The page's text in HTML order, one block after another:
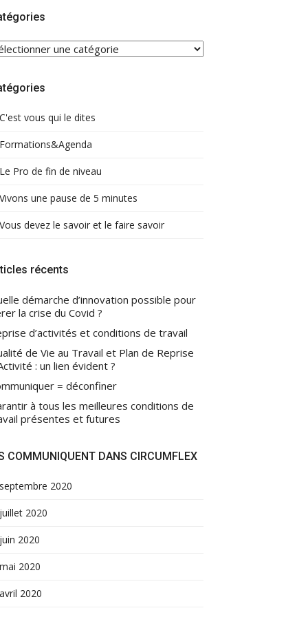
C'est vous qui le dites
Formations&Agenda
Le Pro de fin de niveau
Vivons une pause de 5 minutes
Vous devez le savoir et le faire savoir
récents
démarche d’innovation possible pour
la crise du Covid ?
d’activités et conditions de travail
de Vie au Travail et Plan de Reprise
: un lien évident ?
= déconfiner
à tous les meilleures conditions de
présentes et futures
COMMUNIQUENT DANS CIRCUMFLEX
septembre 2020
juillet 2020
juin 2020
mai 2020
avril 2020